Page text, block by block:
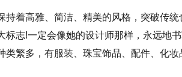
持着高雅、简洁、精美的风格，突破传
标志!一定会像她的设计师那样，永远地
类繁多，有服装、珠宝饰品、配件、化